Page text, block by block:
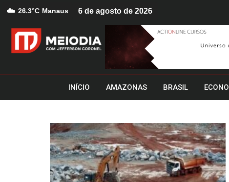
☁️ 26.3°C Manaus 6 de agosto de 2026
INÍCIO AMAZONAS BRASIL